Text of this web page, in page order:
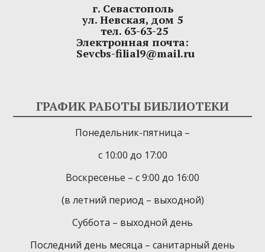
г. Севастополь
ул. Невская, дом 5
тел. 63-63-25
Электронная почта:
Sevcbs-filial9@mail.ru
ГРАФИК РАБОТЫ БИБЛИОТЕКИ
Понедельник-пятница –
с 10:00 до 17:00
Воскресенье – с 9:00 до 16:00
(в летний период – выходной)
Суббота – выходной день
Последний день месяца – санитарный день